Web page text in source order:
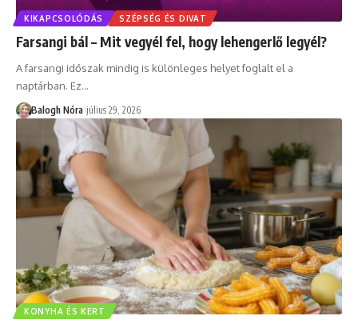
KIKAPCSOLÓDÁS SZÉPSÉG ÉS DIVAT
Farsangi bál – Mit vegyél fel, hogy lehengerlő legyél?
A farsangi időszak mindig is különleges helyet foglalt el a
naptárban. Ez…
Balogh Nóra július 29, 2026
KONYHA ÉS KERT